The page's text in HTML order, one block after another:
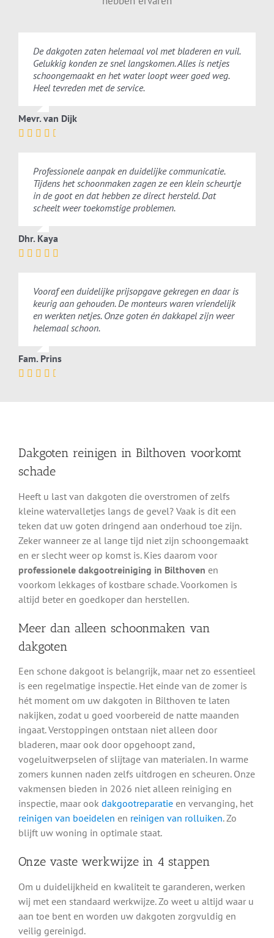
De dakgoten zaten helemaal vol met bladeren en vuil.
Gelukkig konden ze snel langskomen. Alles is netjes
schoongemaakt en het water loopt weer goed weg.
Heel tevreden met de service.
Mevr. van Dijk
Professionele aanpak en duidelijke communicatie.
Tijdens het schoonmaken zagen ze een klein scheurtje
in de goot en dat hebben ze direct hersteld. Dat
scheelt weer toekomstige problemen.
Dhr. Kaya
Vooraf een duidelijke prijsopgave gekregen en daar is
keurig aan gehouden. De monteurs waren vriendelijk
en werkten netjes. Onze goten én dakkapel zijn weer
helemaal schoon.
Fam. Prins
Dakgoten reinigen in Bilthoven voorkomt
schade
Heeft u last van dakgoten die overstromen of zelfs
kleine watervalletjes langs de gevel? Vaak is dit een
teken dat uw goten dringend aan onderhoud toe zijn.
Zeker wanneer ze al lange tijd niet zijn schoongemaakt
en er slecht weer op komst is. Kies daarom voor
professionele dakgootreiniging in Bilthoven en
voorkom lekkages of kostbare schade. Voorkomen is
altijd beter en goedkoper dan herstellen.
Meer dan alleen schoonmaken van
dakgoten
Een schone dakgoot is belangrijk, maar net zo essentieel
is een regelmatige inspectie. Het einde van de zomer is
hét moment om uw dakgoten in Bilthoven te laten
nakijken, zodat u goed voorbereid de natte maanden
ingaat. Verstoppingen ontstaan niet alleen door
bladeren, maar ook door opgehoopt zand,
vogeluitwerpselen of slijtage van materialen. In warme
zomers kunnen naden zelfs uitdrogen en scheuren. Onze
vakmensen bieden in 2026 niet alleen reiniging en
inspectie, maar ook dakgootreparatieen vervanging, het
reinigen van boeidelen en reinigen van rolluiken. Zo
blijft uw woning in optimale staat.
Onze vaste werkwijze in 4 stappen
Om u duidelijkheid en kwaliteit te garanderen, werken
wij met een standaard werkwijze. Zo weet u altijd waar u
aan toe bent en worden uw dakgoten zorgvuldig en
veilig gereinigd.